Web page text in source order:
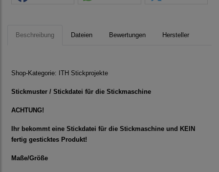
Beschreibung Dateien Bewertungen Hersteller
Shop-Kategorie: ITH Stickprojekte
Stickmuster / Stickdatei für die Stickmaschine
ACHTUNG!
Ihr bekommt eine Stickdatei für die Stickmaschine und KEIN
fertig gesticktes Produkt!
Maße/Größe